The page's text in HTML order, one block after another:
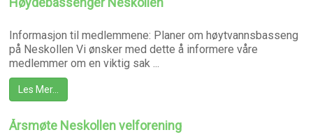
Informasjon til medlemmene: Planer om høytvannsbasseng
på Neskollen Vi ønsker med dette å informere våre
medlemmer om en viktig sak ...
Les Mer…
Årsmøte Neskollen velforening